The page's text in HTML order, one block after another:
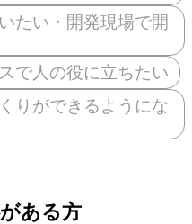
たい・開発現場で開
で人の役に立ちたい
りができるようにな
ある方